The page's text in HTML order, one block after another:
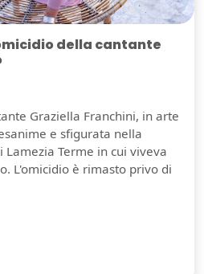
della cantante
Graziella Franchini, in arte
e sfigurata nella
Terme in cui viveva
L'omicidio è rimasto privo di